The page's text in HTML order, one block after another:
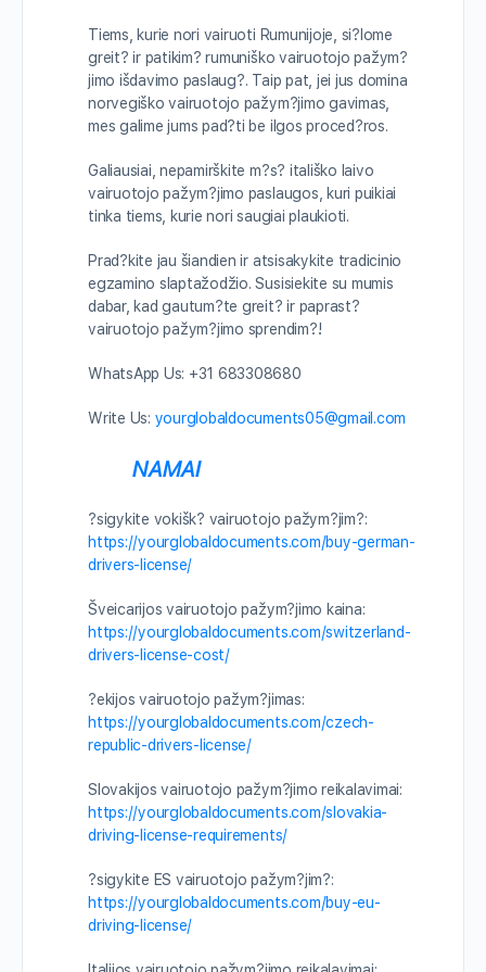
Tiems, kurie nori vairuoti Rumunijoje, si?lome
greit? ir patikim? rumuniško vairuotojo pažym?
jimo išdavimo paslaug?. Taip pat, jei jus domina
norvegiško vairuotojo pažym?jimo gavimas,
mes galime jums pad?ti be ilgos proced?ros.
Galiausiai, nepamirškite m?s? itališko laivo
vairuotojo pažym?jimo paslaugos, kuri puikiai
tinka tiems, kurie nori saugiai plaukioti.
Prad?kite jau šiandien ir atsisakykite tradicinio
egzamino slaptažodžio. Susisiekite su mumis
dabar, kad gautum?te greit? ir paprast?
vairuotojo pažym?jimo sprendim?!
WhatsApp Us: +31 683308680
Write Us: yourglobaldocuments05@gmail.com
NAMAI
?sigykite vokišk? vairuotojo pažym?jim?:
https://yourglobaldocuments.com/buy-german-
drivers-license/
Šveicarijos vairuotojo pažym?jimo kaina:
https://yourglobaldocuments.com/switzerland-
drivers-license-cost/
?ekijos vairuotojo pažym?jimas:
https://yourglobaldocuments.com/czech-
republic-drivers-license/
Slovakijos vairuotojo pažym?jimo reikalavimai:
https://yourglobaldocuments.com/slovakia-
driving-license-requirements/
?sigykite ES vairuotojo pažym?jim?:
https://yourglobaldocuments.com/buy-eu-
driving-license/